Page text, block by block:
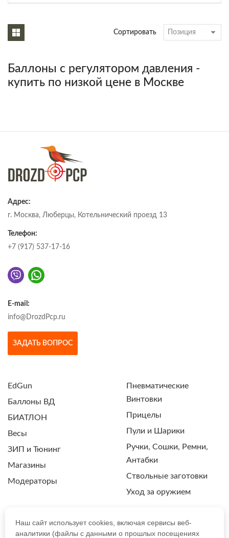
Сортировать
Баллоны с регулятором давления -
купить по низкой цене в Москве
Адрес:
г. Москва, Люберцы, Котельнический проезд 13
Телефон:
+7 (917) 537-17-16
E-mail:
info@DrozdPcp.ru
ЗАДАТЬ ВОПРОС
EdGun
Баллоны ВД
БИАТЛОН
Весы
ЗИП и Тюнинг
Магазины
Модераторы
Пневматические
Винтовки
Прицелы
Пули и Шарики
Ручки, Сошки, Ремни,
Антабки
Ствольные заготовки
Уход за оружием
Наш сайт использует cookies, включая сервисы веб-
аналитики (файлы с данными о прошлых посещениях